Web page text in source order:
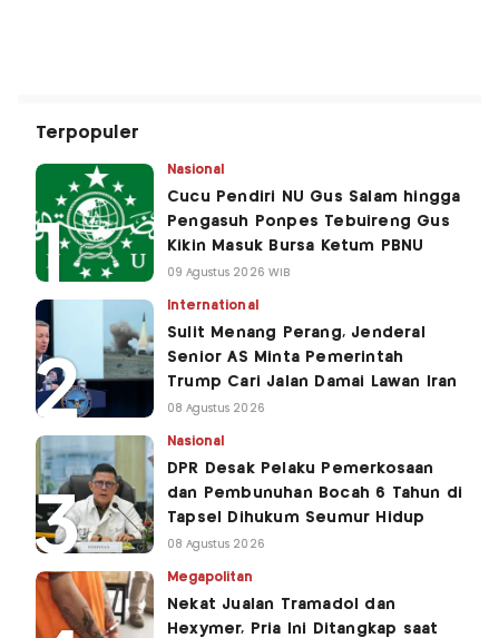
Terpopuler
Nasional
Cucu Pendiri NU Gus Salam hingga
Pengasuh Ponpes Tebuireng Gus
Kikin Masuk Bursa Ketum PBNU
09 Agustus 2026 WIB
International
Sulit Menang Perang, Jenderal
Senior AS Minta Pemerintah
Trump Cari Jalan Damai Lawan Iran
08 Agustus 2026
Nasional
DPR Desak Pelaku Pemerkosaan
dan Pembunuhan Bocah 6 Tahun di
Tapsel Dihukum Seumur Hidup
08 Agustus 2026
Megapolitan
Nekat Jualan Tramadol dan
Hexymer, Pria Ini Ditangkap saat